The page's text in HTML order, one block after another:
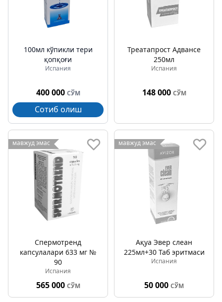
100мл кўпикли тери
қопқоғи
Испания
400 000 СЎМ
Сотиб олиш
Треатапрост Адванcе
250мл
Испания
148 000 СЎМ
мавжуд эмас
Спермотренд
капсулалари 633 мг №
90
Испания
565 000 СЎМ
мавжуд эмас
Ақуа Эвер cлеан
225мл+30 Таб эритмаси
Испания
50 000 СЎМ